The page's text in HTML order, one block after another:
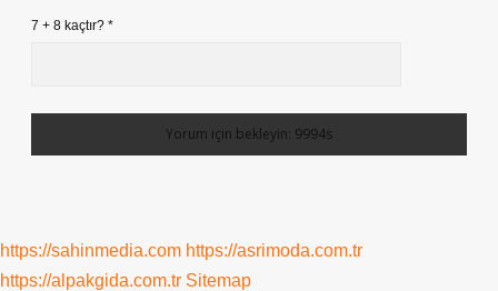
7 + 8 kaçtır? *
https://sahinmedia.com https://asrimoda.com.tr
https://alpakgida.com.tr Sitemap